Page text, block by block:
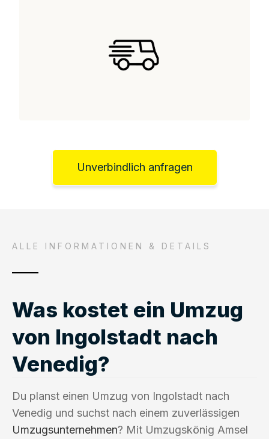
Unverbindlich anfragen
ALLE INFORMATIONEN & DETAILS
Was kostet ein Umzug
von Ingolstadt nach
Venedig?
Du planst einen Umzug von Ingolstadt nach
Venedig und suchst nach einem zuverlässigen
Umzugsunternehmen? Mit Umzugskönig Amsel